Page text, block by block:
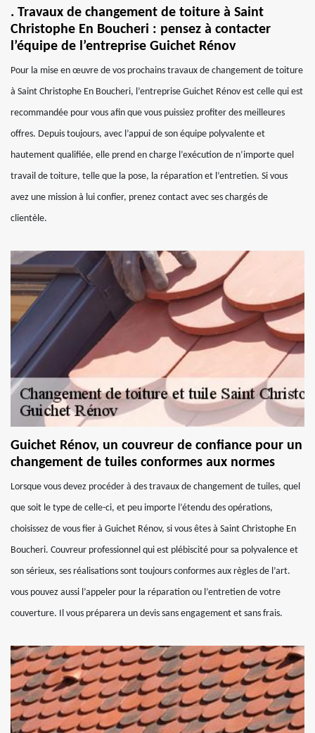
. Travaux de changement de toiture à Saint
Christophe En Boucheri : pensez à contacter
l’équipe de l’entreprise Guichet Rénov
Pour la mise en œuvre de vos prochains travaux de changement de toiture
à Saint Christophe En Boucheri, l’entreprise Guichet Rénov est celle qui est
recommandée pour vous afin que vous puissiez profiter des meilleures
offres. Depuis toujours, avec l’appui de son équipe polyvalente et
hautement qualifiée, elle prend en charge l’exécution de n’importe quel
travail de toiture, telle que la pose, la réparation et l’entretien. Si vous
avez une mission à lui confier, prenez contact avec ses chargés de
clientèle.
Guichet Rénov, un couvreur de confiance pour un
changement de tuiles conformes aux normes
Lorsque vous devez procéder à des travaux de changement de tuiles, quel
que soit le type de celle-ci, et peu importe l’étendu des opérations,
choisissez de vous fier à Guichet Rénov, si vous êtes à Saint Christophe En
Boucheri. Couvreur professionnel qui est plébiscité pour sa polyvalence et
son sérieux, ses réalisations sont toujours conformes aux règles de l’art.
vous pouvez aussi l’appeler pour la réparation ou l’entretien de votre
couverture. Il vous préparera un devis sans engagement et sans frais.